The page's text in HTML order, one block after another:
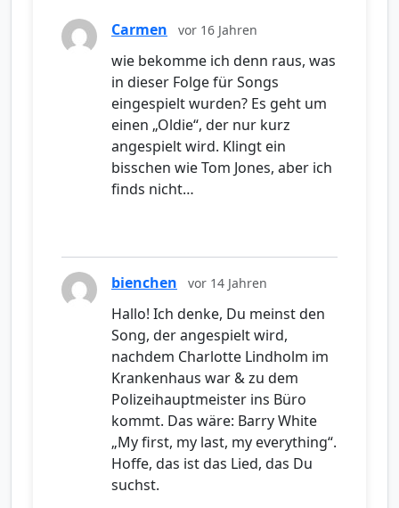
Carmen vor 16 Jahren
wie bekomme ich denn raus, was
in dieser Folge für Songs
eingespielt wurden? Es geht um
einen „Oldie“, der nur kurz
angespielt wird. Klingt ein
bisschen wie Tom Jones, aber ich
finds nicht…
bienchen vor 14 Jahren
Hallo! Ich denke, Du meinst den
Song, der angespielt wird,
nachdem Charlotte Lindholm im
Krankenhaus war & zu dem
Polizeihauptmeister ins Büro
kommt. Das wäre: Barry White
„My first, my last, my everything“.
Hoffe, das ist das Lied, das Du
suchst.